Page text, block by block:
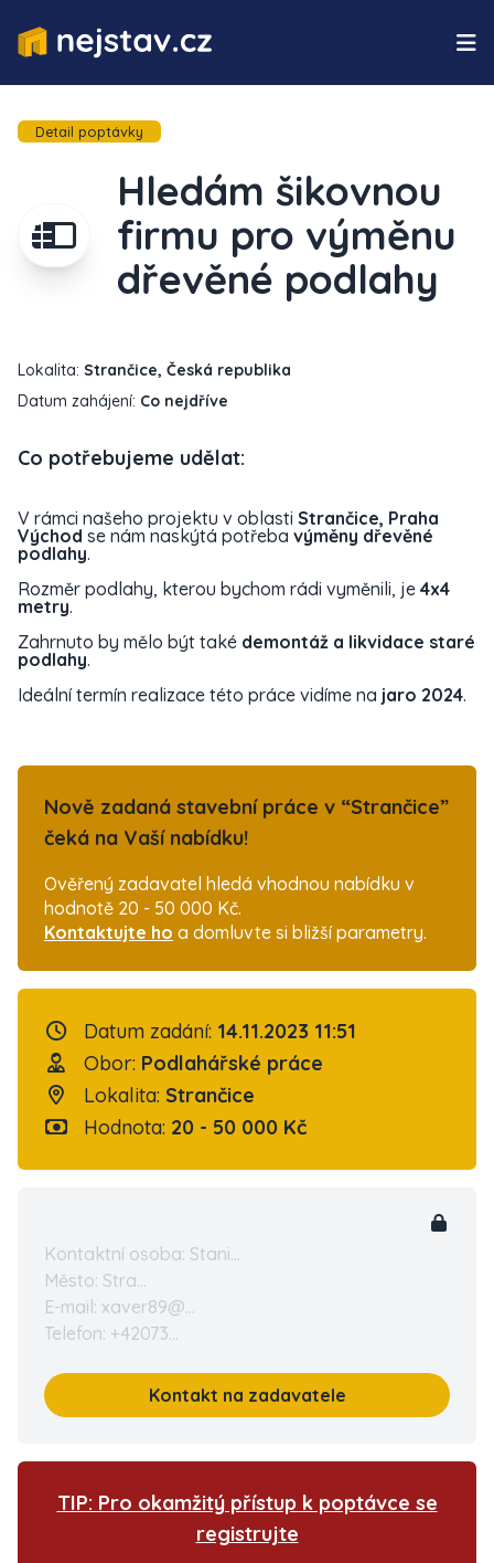
Detail poptávky
Hledám šikovnou
firmu pro výměnu
dřevěné podlahy
Lokalita: Strančice, Česká republika
Datum zahájení: Co nejdříve
Co potřebujeme udělat:
V rámci našeho projektu v oblasti Strančice, Praha
Východ se nám naskýtá potřeba výměny dřevěné
podlahy.
Rozměr podlahy, kterou bychom rádi vyměnili, je 4x4
metry.
Zahrnuto by mělo být také demontáž a likvidace staré
podlahy.
Ideální termín realizace této práce vidíme na jaro 2024.
Nově zadaná stavební práce v “Strančice”
čeká na Vaší nabídku!
Ověřený zadavatel hledá vhodnou nabídku v
hodnotě 20 - 50 000 Kč.
Kontaktujte ho a domluvte si bližší parametry.
Datum zadání: 14.11.2023 11:51
Obor: Podlahářské práce
Lokalita: Strančice
Hodnota: 20 - 50 000 Kč
Kontaktní osoba: Stani...
Město: Stra...
E-mail: xaver89@...
Telefon: +42073...
Kontakt na zadavatele
TIP: Pro okamžitý přístup k poptávce se
registrujte